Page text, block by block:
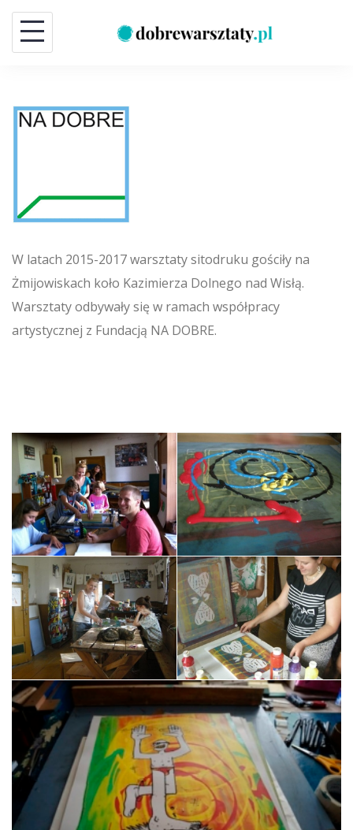
Skip
content
W latach 2015-2017 warsztaty sitodruku gościły na
Żmijowiskach koło Kazimierza Dolnego nad Wisłą.
Warsztaty odbywały się w ramach współpracy
artystycznej z Fundacją NA DOBRE.